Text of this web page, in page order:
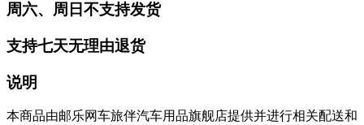
周六、周日不支持发货
支持七天无理由退货
说明
本商品由邮乐网车旅伴汽车用品旗舰店提供并进行相关配送和